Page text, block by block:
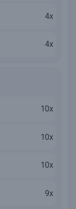
4x
4x
10x
10x
10x
9x